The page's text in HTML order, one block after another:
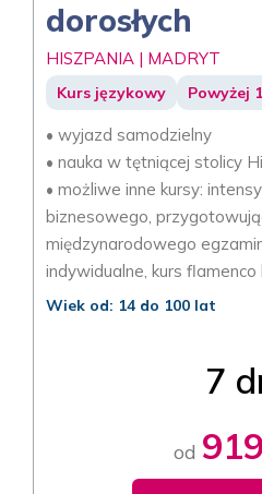
dorosłych
HISZPANIA | MADRYT
Kurs językowy Powyżej
• wyjazd samodzielny
• nauka w tętniącej stolicy
• możliwe inne kursy:
biznesowego,
międzynarodowego
indywidualne, kurs
Wiek od: 14 do 100 lat
7
od 919